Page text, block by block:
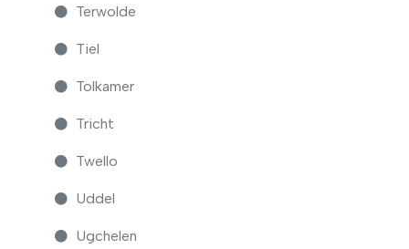
Terwolde
Tiel
Tolkamer
Tricht
Twello
Uddel
Ugchelen